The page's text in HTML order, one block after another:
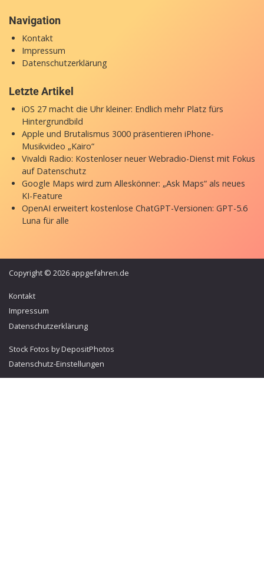
Navigation
Kontakt
Impressum
Datenschutzerklärung
Letzte Artikel
iOS 27 macht die Uhr kleiner: Endlich mehr Platz fürs
Hintergrundbild
Apple und Brutalismus 3000 präsentieren iPhone-
Musikvideo „Kairo“
Vivaldi Radio: Kostenloser neuer Webradio-Dienst mit Fokus
auf Datenschutz
Google Maps wird zum Alleskönner: „Ask Maps“ als neues
KI-Feature
OpenAI erweitert kostenlose ChatGPT-Versionen: GPT-5.6
Luna für alle
Copyright © 2026 appgefahren.de
Kontakt
Impressum
Datenschutzerklärung
Stock Fotos by DepositPhotos
Datenschutz-Einstellungen